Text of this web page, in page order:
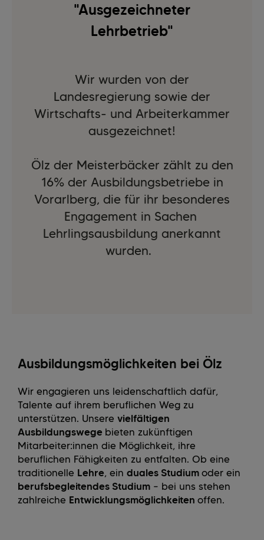
"Ausgezeichneter
Lehrbetrieb"
Wir wurden von der
Landesregierung sowie der
Wirtschafts- und Arbeiterkammer
ausgezeichnet!
Ölz der Meisterbäcker zählt zu den
16% der Ausbildungsbetriebe in
Vorarlberg, die für ihr besonderes
Engagement in Sachen
Lehrlingsausbildung anerkannt
wurden.
Ausbildungsmöglichkeiten bei Ölz
Wir engagieren uns leidenschaftlich dafür,
Talente auf ihrem beruflichen Weg zu
unterstützen. Unsere vielfältigen
Ausbildungswege bieten zukünftigen
Mitarbeiter:innen die Möglichkeit, ihre
beruflichen Fähigkeiten zu entfalten. Ob eine
traditionelle Lehre, ein duales Studium oder ein
berufsbegleitendes Studium – bei uns stehen
zahlreiche Entwicklungsmöglichkeiten offen.